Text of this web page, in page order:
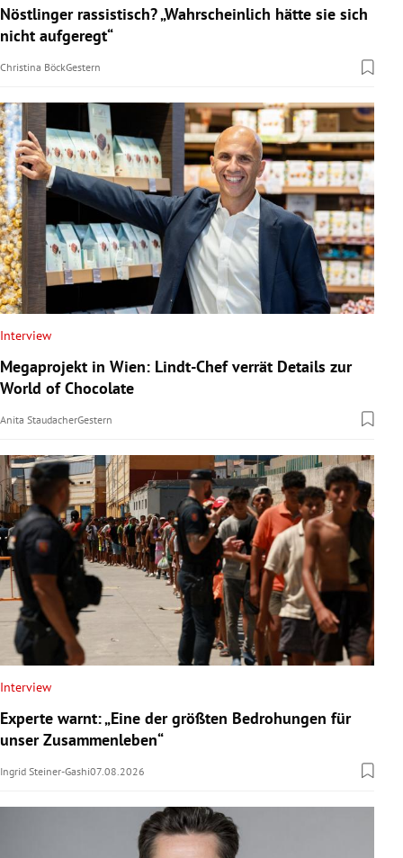
Nöstlinger rassistisch? „Wahrscheinlich hätte sie sich
nicht aufgeregt“
Christina BöckGestern
Interview
Megaprojekt in Wien: Lindt-Chef verrät Details zur
World of Chocolate
Anita StaudacherGestern
Interview
Experte warnt: „Eine der größten Bedrohungen für
unser Zusammenleben“
Ingrid Steiner-Gashi07.08.2026